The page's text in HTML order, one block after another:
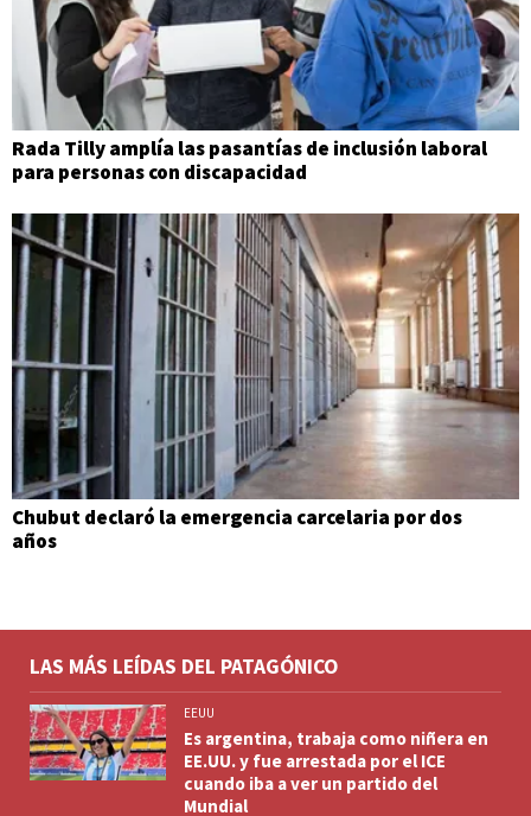
Rada Tilly amplía las pasantías de inclusión laboral
para personas con discapacidad
Chubut declaró la emergencia carcelaria por dos
años
LAS MÁS LEÍDAS DEL PATAGÓNICO
EEUU
Es argentina, trabaja como niñera en
EE.UU. y fue arrestada por el ICE
cuando iba a ver un partido del
Mundial